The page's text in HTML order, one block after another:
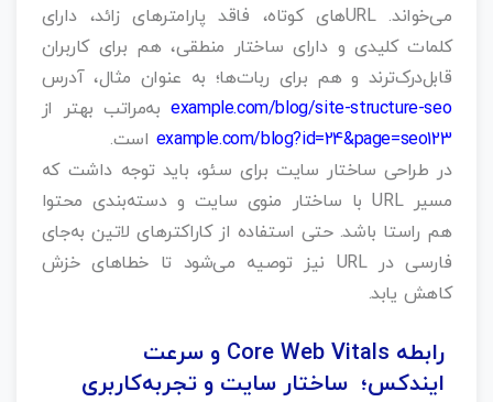
می‌خواند. URLهای کوتاه، فاقد پارامترهای زائد، دارای
کلمات کلیدی و دارای ساختار منطقی، هم برای کاربران
قابل‌درک‌ترند و هم برای ربات‌ها؛ به عنوان مثال، آدرس
example.com/blog/site-structure-seoبه‌مراتب بهتر از
example.com/blog?id=24&page=seo123 است.
در طراحی ساختار سایت برای سئو، باید توجه داشت که
مسیر URL با ساختار منوی سایت و دسته‌بندی محتوا
هم‌ راستا باشد. حتی استفاده از کاراکترهای لاتین به‌جای
فارسی در URL نیز توصیه می‌شود تا خطاهای خزش
کاهش یابد.
رابطه Core Web Vitals و سرعت
ایندکس؛ ساختار سایت و تجربه‌کاربری